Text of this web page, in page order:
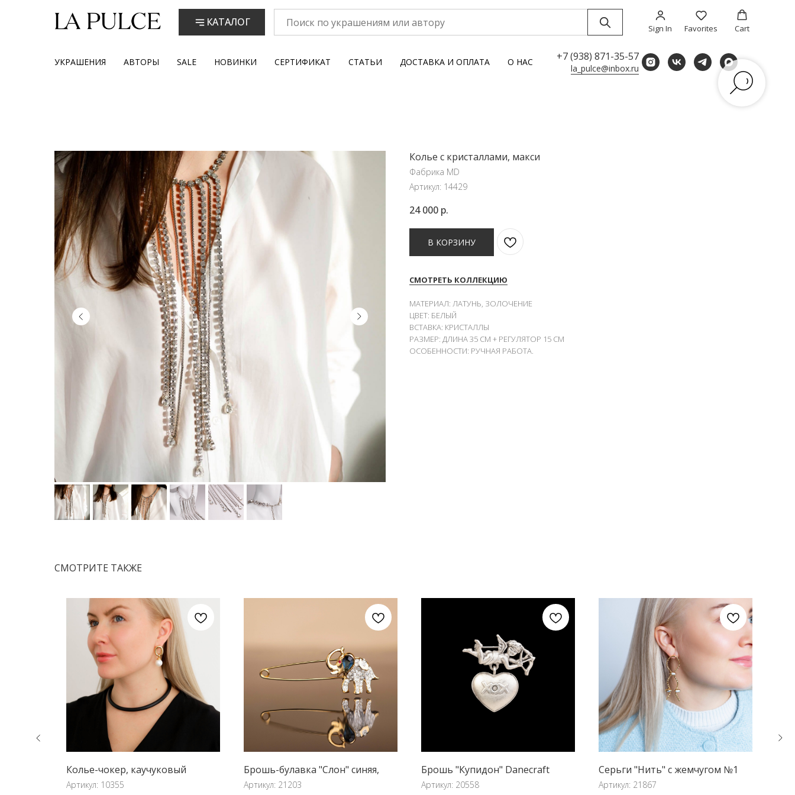
КАТАЛОГ Sign In Favorites Cart
УКРАШЕНИЯ АВТОРЫ SALE НОВИНКИ СЕРТИФИКАТ СТАТЬИ ДОСТАВКА И ОПЛАТА О НАС +7 (938) 871-35-57
la_pulce@inbox.ru
Колье с кристаллами, макси
Фабрика MD
Артикул: 14429
24 000 р.
В КОРЗИНУ
СМОТРЕТЬ КОЛЛЕКЦИЮ
МАТЕРИАЛ: ЛАТУНЬ, ЗОЛОЧЕНИЕ
ЦВЕТ: БЕЛЫЙ
ВСТАВКА: КРИСТАЛЛЫ
РАЗМЕР: ДЛИНА 35 СМ + РЕГУЛЯТОР 15 СМ
ОСОБЕННОСТИ: РУЧНАЯ РАБОТА.
СМОТРИТЕ ТАКЖЕ
Колье-чокер, каучуковый
Артикул: 10355
Брошь-булавка "Слон" синяя,
Артикул: 21203
Брошь "Купидон" Danecraft
Артикул: 20558
Серьги "Нить" с жемчугом №1
Артикул: 21867